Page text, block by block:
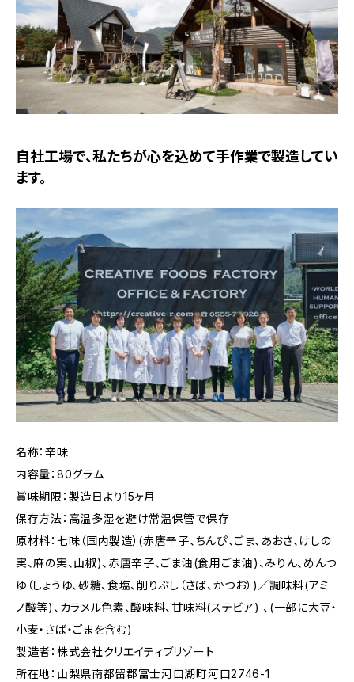
自社工場で、私たちが心を込めて手作業で製造してい
ます。
名称：辛味
内容量：80グラム
賞味期限：製造日より15ヶ月
保存方法：高温多湿を避け常温保管で保存
原材料：七味（国内製造）(赤唐辛子、ちんぴ、ごま、あおさ、けしの
実、麻の実、山椒)、赤唐辛子、ごま油(食用ごま油)、みりん、めんつ
ゆ（しょうゆ、砂糖、食塩、削りぶし（さば、かつお）)／調味料(アミ
ノ酸等)、カラメル色素、酸味料、甘味料(ステビア) 、(一部に大豆・
小麦・さば・ごまを含む)
製造者：株式会社クリエイティブリゾート
所在地：山梨県南都留郡富士河口湖町河口2746-1